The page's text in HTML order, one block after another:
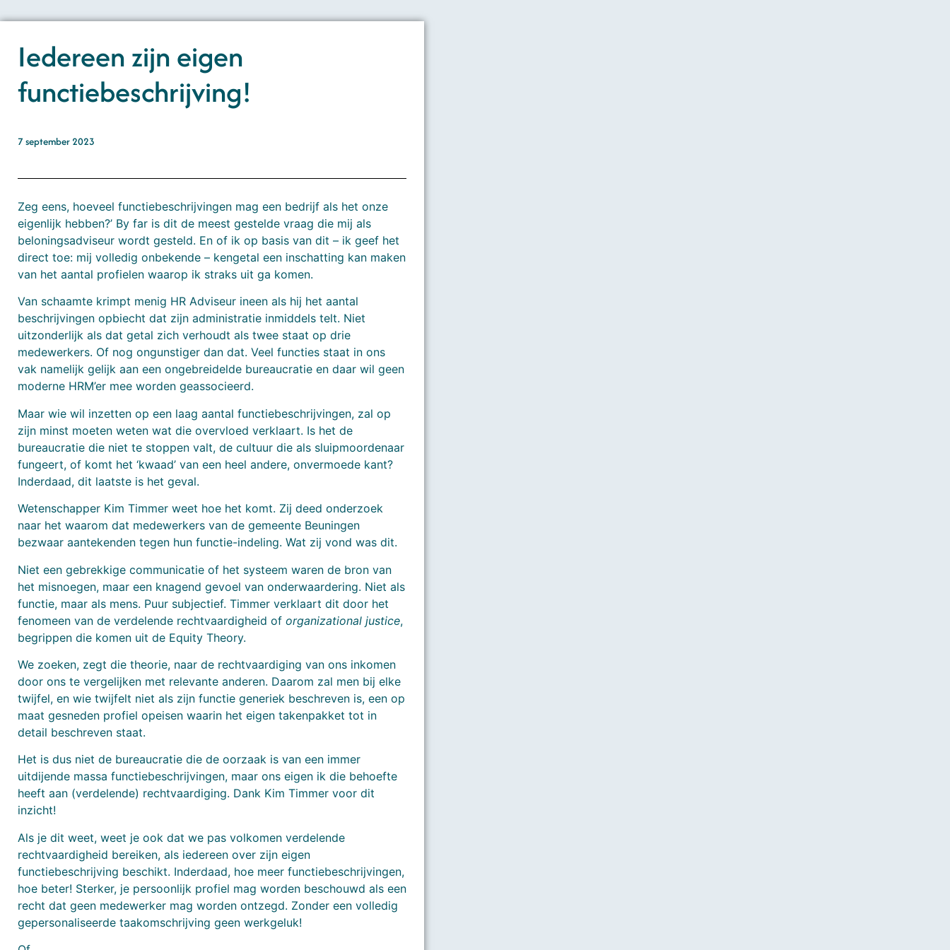
Iedereen zijn eigen
functiebeschrijving!
7 september 2023
Zeg eens, hoeveel functiebeschrijvingen mag een bedrijf als het onze
eigenlijk hebben?’ By far is dit de meest gestelde vraag die mij als
beloningsadviseur wordt gesteld. En of ik op basis van dit – ik geef het
direct toe: mij volledig onbekende – kengetal een inschatting kan maken
van het aantal profielen waarop ik straks uit ga komen.
Van schaamte krimpt menig HR Adviseur ineen als hij het aantal
beschrijvingen opbiecht dat zijn administratie inmiddels telt. Niet
uitzonderlijk als dat getal zich verhoudt als twee staat op drie
medewerkers. Of nog ongunstiger dan dat. Veel functies staat in ons
vak namelijk gelijk aan een ongebreidelde bureaucratie en daar wil geen
moderne HRM’er mee worden geassocieerd.
Maar wie wil inzetten op een laag aantal functiebeschrijvingen, zal op
zijn minst moeten weten wat die overvloed verklaart. Is het de
bureaucratie die niet te stoppen valt, de cultuur die als sluipmoordenaar
fungeert, of komt het ‘kwaad’ van een heel andere, onvermoede kant?
Inderdaad, dit laatste is het geval.
Wetenschapper Kim Timmer weet hoe het komt. Zij deed onderzoek
naar het waarom dat medewerkers van de gemeente Beuningen
bezwaar aantekenden tegen hun functie-indeling. Wat zij vond was dit.
Niet een gebrekkige communicatie of het systeem waren de bron van
het misnoegen, maar een knagend gevoel van onderwaardering. Niet als
functie, maar als mens. Puur subjectief. Timmer verklaart dit door het
fenomeen van de verdelende rechtvaardigheid of organizational justice,
begrippen die komen uit de Equity Theory.
We zoeken, zegt die theorie, naar de rechtvaardiging van ons inkomen
door ons te vergelijken met relevante anderen. Daarom zal men bij elke
twijfel, en wie twijfelt niet als zijn functie generiek beschreven is, een op
maat gesneden profiel opeisen waarin het eigen takenpakket tot in
detail beschreven staat.
Het is dus niet de bureaucratie die de oorzaak is van een immer
uitdijende massa functiebeschrijvingen, maar ons eigen ik die behoefte
heeft aan (verdelende) rechtvaardiging. Dank Kim Timmer voor dit
inzicht!
Als je dit weet, weet je ook dat we pas volkomen verdelende
rechtvaardigheid bereiken, als iedereen over zijn eigen
functiebeschrijving beschikt. Inderdaad, hoe meer functiebeschrijvingen,
hoe beter! Sterker, je persoonlijk profiel mag worden beschouwd als een
recht dat geen medewerker mag worden ontzegd. Zonder een volledig
gepersonaliseerde taakomschrijving geen werkgeluk!